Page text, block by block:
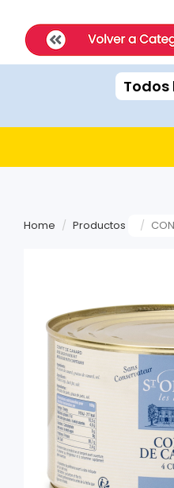
ExpatShop is an online store in
STOCK POLICY: All products
PRICING: All products show
SHIPPING: Next-day delivery
RECOMMENDATIONS:
PAYMENTS: We accept Visa,
Todos
Home Productos